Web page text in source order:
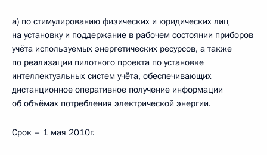
а) по стимулированию физических и юридических лиц
на установку и поддержание в рабочем состоянии приборов
учёта используемых энергетических ресурсов, а также
по реализации пилотного проекта по установке
интеллектуальных систем учёта, обеспечивающих
дистанционное оперативное получение информации
об объёмах потребления электрической энергии.
Срок – 1 мая 2010г.